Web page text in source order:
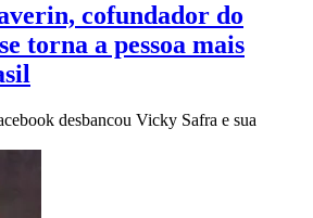
cofundador do
torna a pessoa mais
desbancou Vicky Safra e sua